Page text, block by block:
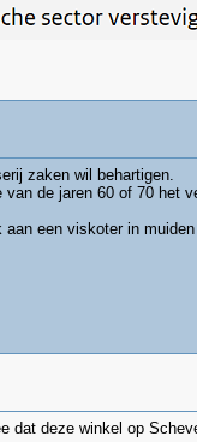
zaken wil behartigen.
de jaren 60 of 70
aan een viskoter in
dat deze winkel op